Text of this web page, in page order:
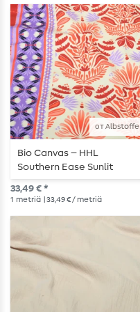
от Albstoffe
Bio Canvas – HHL
Southern Ease Sunlit
Botanica beige-punainen
33,49 € *
1 metriä | 33,49 € / metriä